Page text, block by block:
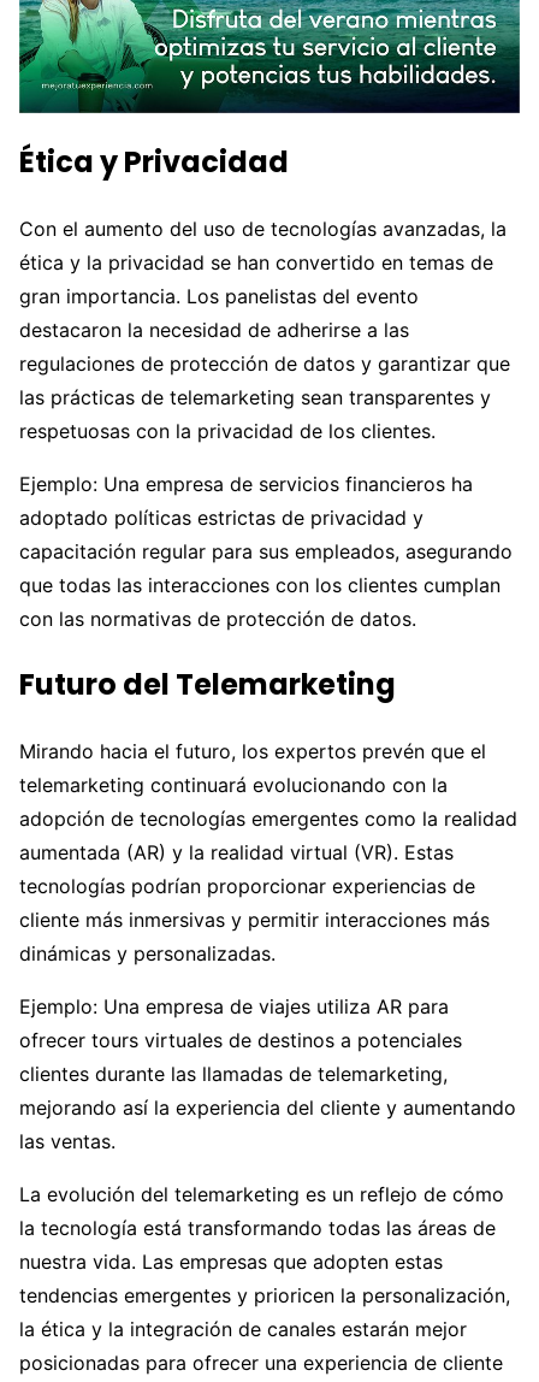
Ética y Privacidad
Con el aumento del uso de tecnologías avanzadas, la
ética y la privacidad se han convertido en temas de
gran importancia. Los panelistas del evento
destacaron la necesidad de adherirse a las
regulaciones de protección de datos y garantizar que
las prácticas de telemarketing sean transparentes y
respetuosas con la privacidad de los clientes.
Ejemplo: Una empresa de servicios financieros ha
adoptado políticas estrictas de privacidad y
capacitación regular para sus empleados, asegurando
que todas las interacciones con los clientes cumplan
con las normativas de protección de datos.
Futuro del Telemarketing
Mirando hacia el futuro, los expertos prevén que el
telemarketing continuará evolucionando con la
adopción de tecnologías emergentes como la realidad
aumentada (AR) y la realidad virtual (VR). Estas
tecnologías podrían proporcionar experiencias de
cliente más inmersivas y permitir interacciones más
dinámicas y personalizadas.
Ejemplo: Una empresa de viajes utiliza AR para
ofrecer tours virtuales de destinos a potenciales
clientes durante las llamadas de telemarketing,
mejorando así la experiencia del cliente y aumentando
las ventas.
La evolución del telemarketing es un reflejo de cómo
la tecnología está transformando todas las áreas de
nuestra vida. Las empresas que adopten estas
tendencias emergentes y prioricen la personalización,
la ética y la integración de canales estarán mejor
posicionadas para ofrecer una experiencia de cliente